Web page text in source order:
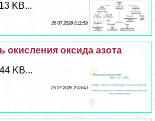
KB...
26 07 2026 0:11:58
окисления оксида азота
KB...
25 07 2026 2:23:43